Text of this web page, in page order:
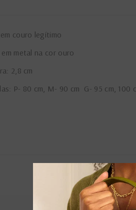
couro legítimo
em metal na cor ouro
2,8 cm
P- 80 cm, M- 90 cm G- 95 cm,